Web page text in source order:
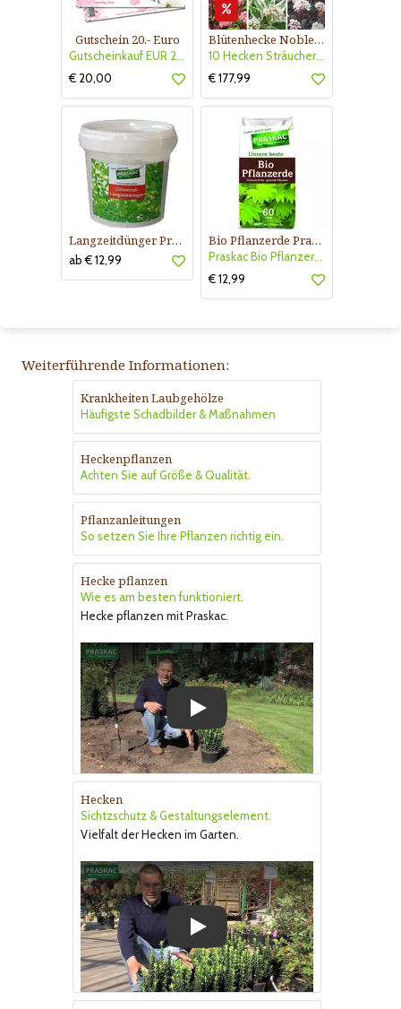
Gutschein 20.- Euro
Gutscheinkauf EUR 20.-
€ 20,00
Blütenhecke Nobless-Kollektion Nr. 402
10 Hecken Sträucher - für 10 lfm Blütenhecke - Blühend März - Oktober
€ 177,99
Langzeitdünger Praskac
ab € 12,99
Bio Pflanzerde Praskac
Praskac Bio Pflanzerde
€ 12,99
Weiterführende Informationen:
Krankheiten Laubgehölze
Häufigste Schadbilder & Maßnahmen
Heckenpflanzen
Achten Sie auf Größe & Qualität.
Pflanzanleitungen
So setzen Sie Ihre Pflanzen richtig ein.
Hecke pflanzen
Wie es am besten funktioniert.
Hecke pflanzen mit Praskac.
Hecken
Sichtzschutz & Gestaltungselement.
Vielfalt der Hecken im Garten.